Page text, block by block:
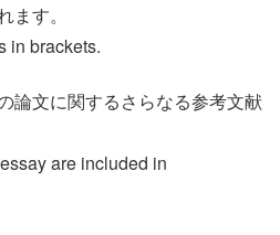
す。
in brackets.
論文に関するさらなる参考文献
are included in